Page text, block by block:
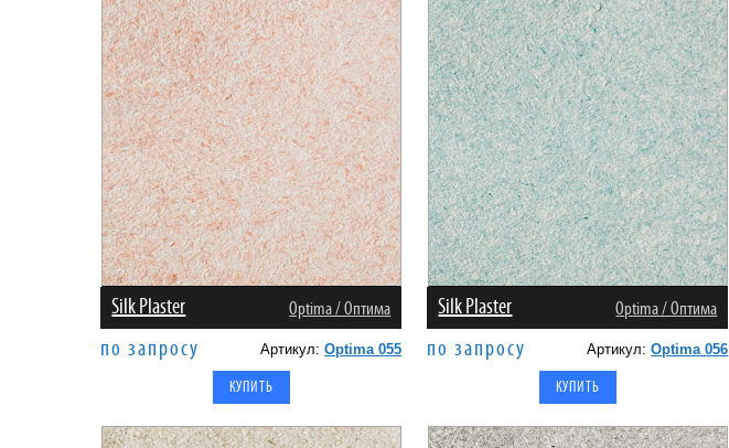
Silk Plaster Оptima / Оптима
по запросу Артикул:Optima 055
Silk Plaster Оptima / Оптима
по запросу Артикул:Optima 056